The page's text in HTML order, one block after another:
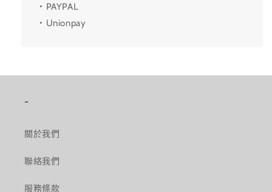
・PAYPAL
・Unionpay
-
關於我們
聯絡我們
服務條款